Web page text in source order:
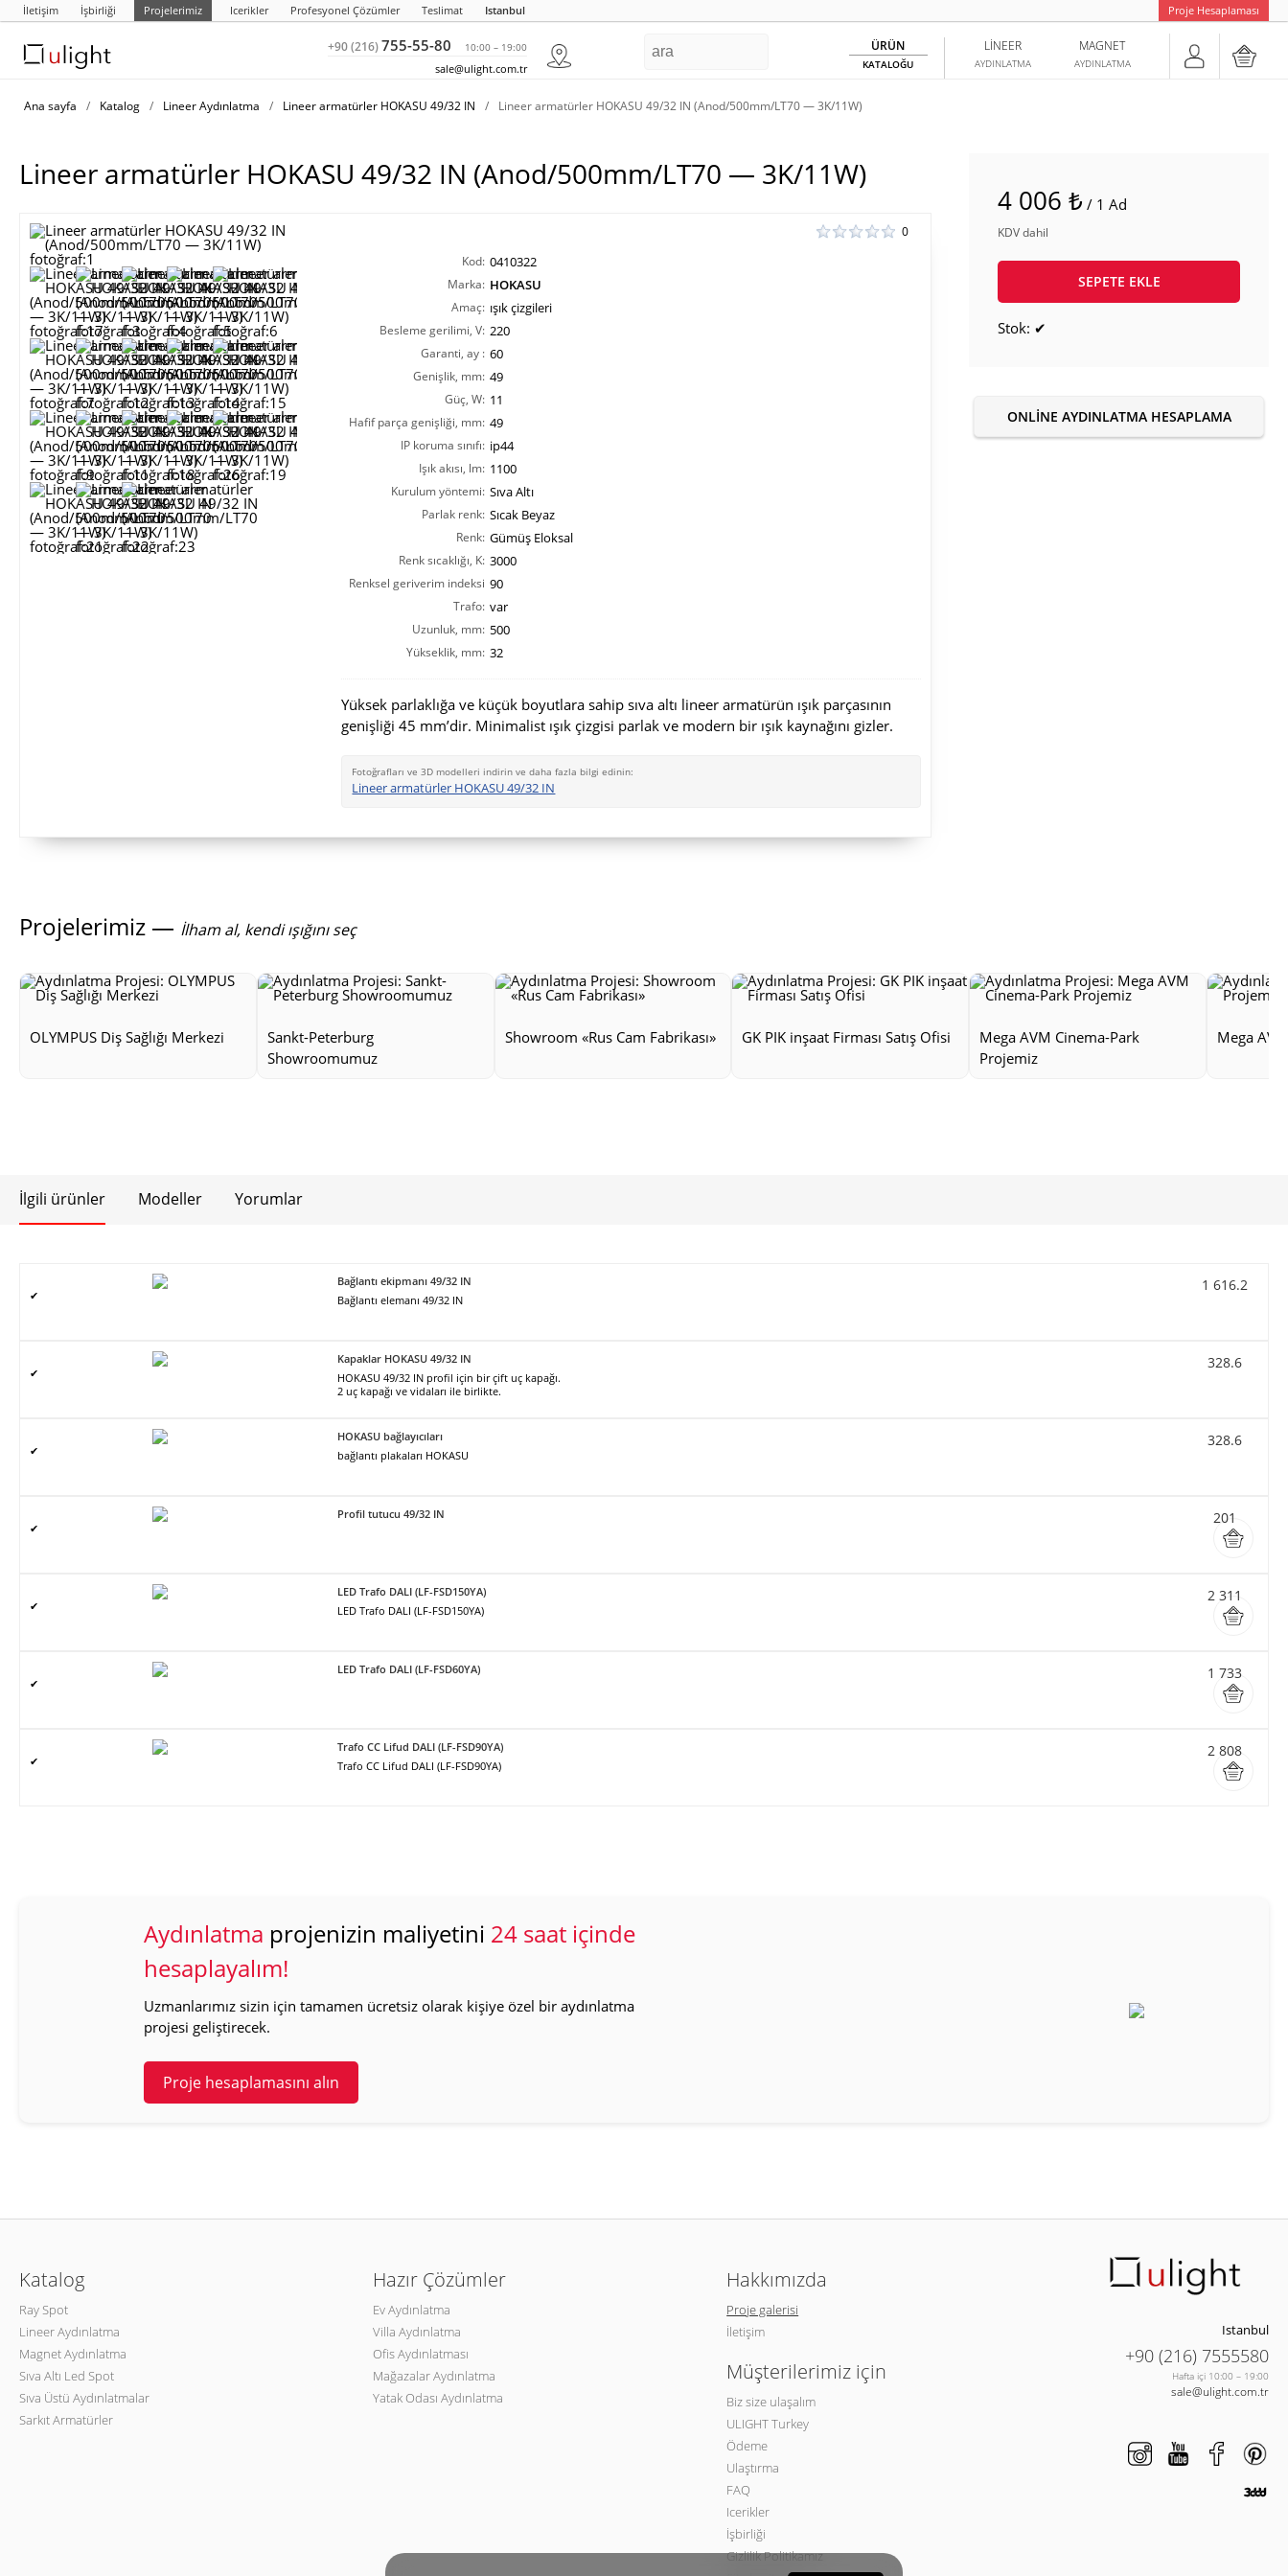
İletişim İşbirliği Projelerimiz Icerikler Profesyonel Çözümler Teslimat Istanbul Proje Hesaplaması
+90 (216)755-55-80 10:00 – 19:00
sale@ulight.com.tr
MAGNET
AYDINLATMA
LINEER
AYDINLATMA
ÜRÜN
KATALOĞU
Ana sayfa / Katalog / Lineer Aydınlatma / Lineer armatürler HOKASU 49/32 IN / Lineer armatürler HOKASU 49/32 IN (Anod/500mm/LT70 — 3K/11W)
Lineer armatürler HOKASU 49/32 IN (Anod/500mm/LT70 — 3K/11W)
0
Kod: 0410322
Marka: HOKASU
Amaç: ışık çizgileri
Besleme gerilimi, V: 220
Garanti, ay : 60
Genişlik, mm: 49
Güç, W: 11
Hafif parça genişliği, mm: 49
IP koruma sınıfı: ip44
Işık akısı, lm: 1100
Kurulum yöntemi: Sıva Altı
Parlak renk: Sıcak Beyaz
Renk: Gümüş Eloksal
Renk sıcaklığı, K: 3000
Renksel geriverim indeksi
CRI(Ra):
90
Trafo: var
Uzunluk, mm: 500
Yükseklik, mm: 32
Yüksek parlaklığa ve küçük boyutlara sahip sıva altı lineer armatürün ışık parçasının
genişliği 45 mm’dir. Minimalist ışık çizgisi parlak ve modern bir ışık kaynağını gizler.
Fotoğrafları ve 3D modelleri indirin ve daha fazla bilgi edinin:
Lineer armatürler HOKASU 49/32 IN
4 006 ₺ / 1 Ad
KDV dahil
SEPETE EKLE
Stok: ✔
ONLINE AYDINLATMA HESAPLAMA
Projelerimiz — İlham al, kendi ışığını seç
OLYMPUS Diş Sağlığı Merkezi
Sankt-Peterburg
Showroomumuz
Showroom «Rus Cam Fabrikası» GK PIK inşaat Firması Satış Ofisi
Mega AVM Cinema-Park
Projemiz
Mega
İlgili ürünler Modeller Yorumlar
✔
Bağlantı ekipmanı 49/32 IN
Bağlantı elemanı 49/32 IN
1 616.2
✔
Kapaklar HOKASU 49/32 IN
HOKASU 49/32 IN profil için bir çift uç kapağı.
2 uç kapağı ve vidaları ile birlikte.
328.6
✔
HOKASU bağlayıcıları
bağlantı plakaları HOKASU
328.6
✔
Profil tutucu 49/32 IN 201
✔
LED Trafo DALI (LF-FSD150YA)
LED Trafo DALI (LF-FSD150YA)
2 311
✔
LED Trafo DALI (LF-FSD60YA) 1 733
✔
Trafo CC Lifud DALI (LF-FSD90YA)
Trafo CC Lifud DALI (LF-FSD90YA)
2 808
Aydınlatma projenizin maliyetini 24 saat içinde
hesaplayalım!
Uzmanlarımız sizin için tamamen ücretsiz olarak kişiye özel bir aydınlatma
projesi geliştirecek.
Proje hesaplamasını alın
Katalog
Ray Spot
Lineer Aydınlatma
Magnet Aydınlatma
Sıva Altı Led Spot
Sıva Üstü Aydınlatmalar
Sarkıt Armatürler
Hazır Çözümler
Ev Aydınlatma
Villa Aydınlatma
Ofis Aydınlatması
Mağazalar Aydınlatma
Yatak Odası Aydınlatma
Hakkımızda
Proje galerisi
İletişim
Müşterilerimiz için
Biz size ulaşalım
ULIGHT Turkey
Ödeme
Ulaştırma
FAQ
Icerikler
İşbirliği
Gizlilik Politikamız
Istanbul
+90 (216) 7555580
Hafta içi 10:00 – 19:00
sale@ulight.com.tr